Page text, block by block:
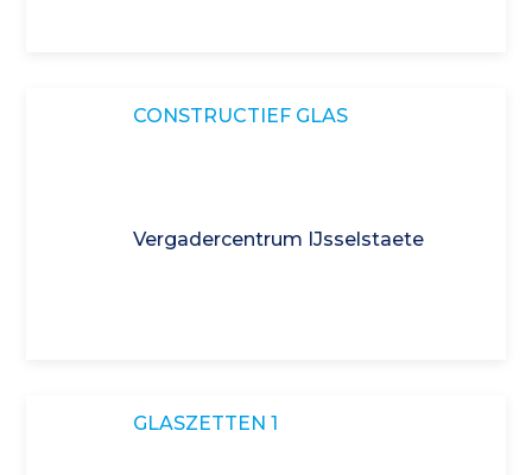
CONSTRUCTIEF GLAS
Vergadercentrum IJsselstaete
GLASZETTEN 1